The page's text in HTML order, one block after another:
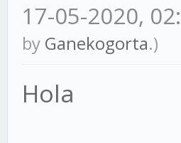
17-05-2020,
by Ganekogorta.)
Hola